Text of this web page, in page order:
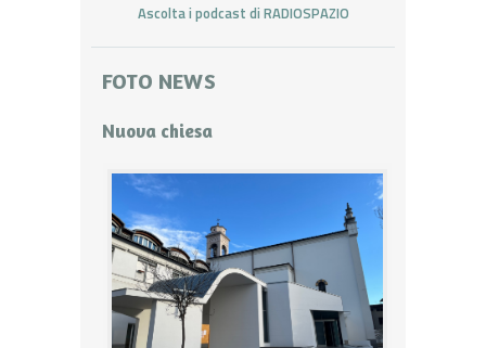
Ascolta i podcast di RADIOSPAZIO
FOTO NEWS
Nuova chiesa